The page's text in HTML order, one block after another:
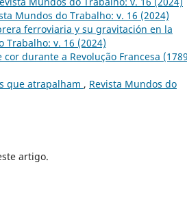
Mundos do Trabalho: v. 16 (2024)
ferroviaria y su gravitación en la
Trabalho: v. 16 (2024)
durante a Revolução Francesa
que atrapalham , Revista Mundos do
artigo.